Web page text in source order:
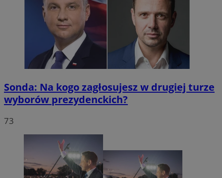
Sonda: Na kogo zagłosujesz w drugiej turze
wyborów prezydenckich?
73